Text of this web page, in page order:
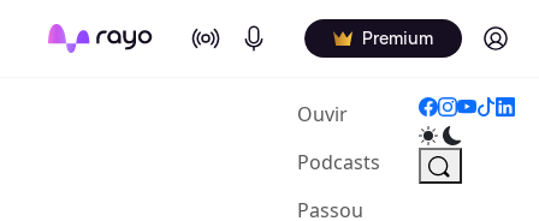
On Air Podcasts Premium Log in
Ouvir(current)
Podcasts
Passou